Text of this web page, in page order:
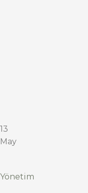
13
May
Yönetim